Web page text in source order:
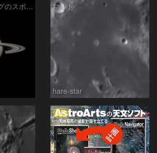
2026/8/8 土星リングのスポーク マルト
hare-star
PR